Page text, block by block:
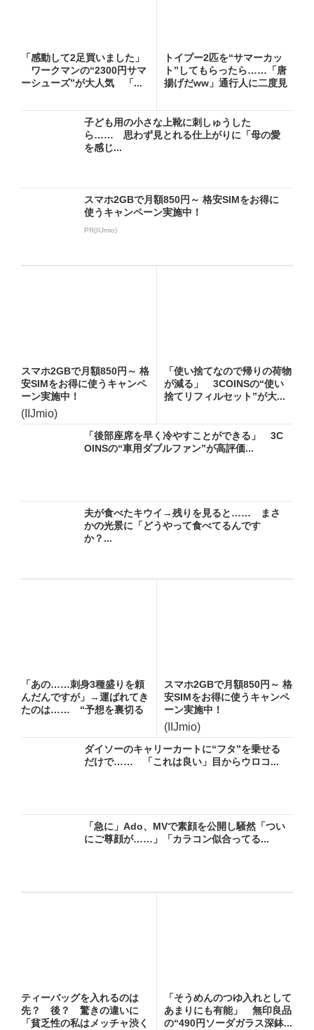
「感動して2足買いました」
ワークマンの“2300円サマ
ーシューズ”が大人気 「...
トイプー2匹を“サマーカッ
ト”してもらったら……「唐
揚げだww」通行人に二度見
子ども用の小さな上靴に刺しゅうした
ら…… 思わず見とれる仕上がりに「母の愛
を感じ...
スマホ2GBで月額850円～ 格安SIMをお得に
使うキャンペーン実施中！
PR(IIJmio)
スマホ2GBで月額850円～ 格
安SIMをお得に使うキャンペ
ーン実施中！
(IIJmio)
「使い捨てなので帰りの荷物
が減る」 3COINSの“使い
捨てリフィルセット”が大...
「後部座席を早く冷やすことができる」 3C
OINSの“車用ダブルファン”が高評価...
夫が食べたキウイ→残りを見ると…… まさ
かの光景に「どうやって食べてるんです
か？...
「あの……刺身3種盛りを頼
んだんですが」→運ばれてき
たのは…… “予想を裏切る
スマホ2GBで月額850円～ 格
安SIMをお得に使うキャンペ
ーン実施中！
(IIJmio)
ダイソーのキャリーカートに“フタ”を乗せる
だけで…… 「これは良い」目からウロコ...
「急に」Ado、MVで素顔を公開し騒然「つい
にご尊顔が……」「カラコン似合ってる...
ティーバッグを入れるのは
先？ 後？ 驚きの違いに
「貧乏性の私はメッチャ渋く
「そうめんのつゆ入れとして
あまりにも有能」 無印良品
の“490円ソーダガラス深鉢...